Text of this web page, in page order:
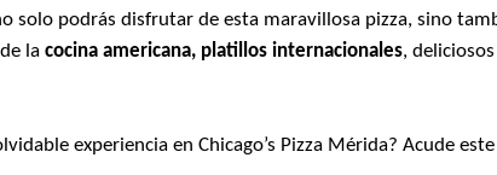
solo podrás disfrutar de esta maravillosa pizza, sino
de lacocina americana, platillos internacionales, deliciosos
experiencia en Chicago’s Pizza Mérida? Acude